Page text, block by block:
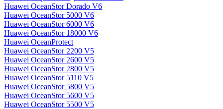
Huawei OceanStor Dorado V6
Huawei OceanStor 5000 V6
Huawei OceanStor 6000 V6
Huawei OceanStor 18000 V6
Huawei OceanProtect
Huawei OceanStor 2200 V5
Huawei OceanStor 2600 V5
Huawei OceanStor 2800 V5
Huawei OceanStor 5110 V5
Huawei OceanStor 5800 V5
Huawei OceanStor 5600 V5
Huawei OceanStor 5500 V5